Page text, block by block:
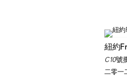
紐約
C10號
二零一